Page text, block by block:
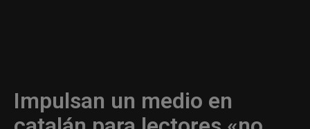
Impulsan un medio en